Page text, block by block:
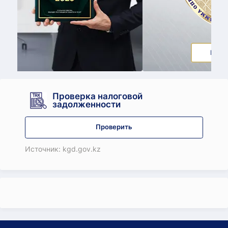
Принять участие
Проверка налоговой
задолженности
Проверить
Источник: kgd.gov.kz